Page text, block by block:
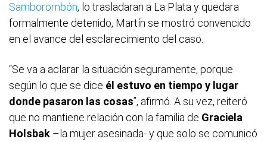
Samborombón, lo trasladaran a La Plata y quedara
formalmente detenido, Martín se mostró convencido
en el avance del esclarecimiento del caso.
“Se va a aclarar la situación seguramente, porque
según lo que se dice él estuvo en tiempo y lugar
donde pasaron las cosas”, afirmó. A su vez, reiteró
que no mantiene relación con la familia de Graciela
Holsbak –la mujer asesinada- y que solo se comunicó